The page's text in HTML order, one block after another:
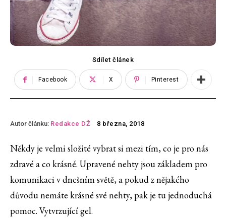
Sdílet článek
Facebook X Pinterest
Autor článku: Redakce DŽ 8 března, 2018
Někdy je velmi složité vybrat si mezi tím, co je pro nás
zdravé a co krásné. Upravené nehty jsou základem pro
komunikaci v dnešním světě, a pokud z nějakého
důvodu nemáte krásné své nehty, pak je tu jednoduchá
pomoc. Vytvrzující gel.